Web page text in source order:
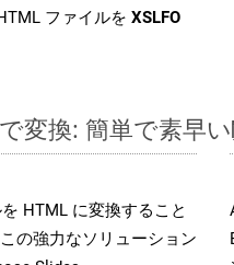
ファイルを XSLFO
変換: 簡単で素早
HTML に変換すること
の強力なソリューション